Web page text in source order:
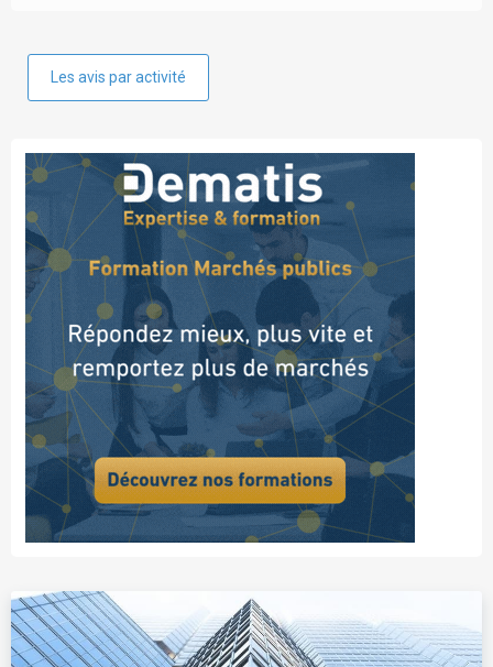
Les avis par activité